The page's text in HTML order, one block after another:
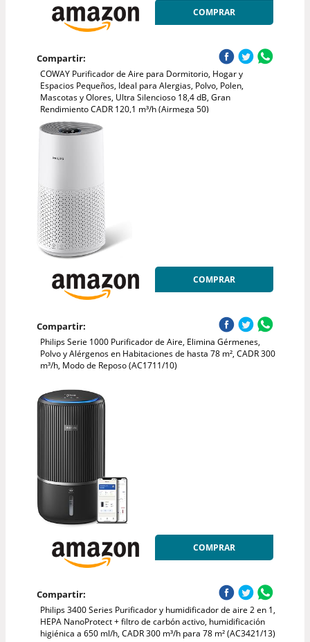
COMPRAR
Compartir:
COWAY Purificador de Aire para Dormitorio, Hogar y
Espacios Pequeños, Ideal para Alergias, Polvo, Polen,
Mascotas y Olores, Ultra Silencioso 18,4 dB, Gran
Rendimiento CADR 120,1 m³/h (Airmega 50)
COMPRAR
Compartir:
Philips Serie 1000 Purificador de Aire, Elimina Gérmenes,
Polvo y Alérgenos en Habitaciones de hasta 78 m², CADR 300
m³/h, Modo de Reposo (AC1711/10)
COMPRAR
Compartir:
Philips 3400 Series Purificador y humidificador de aire 2 en 1,
HEPA NanoProtect + filtro de carbón activo, humidificación
higiénica a 650 ml/h, CADR 300 m³/h para 78 m² (AC3421/13)